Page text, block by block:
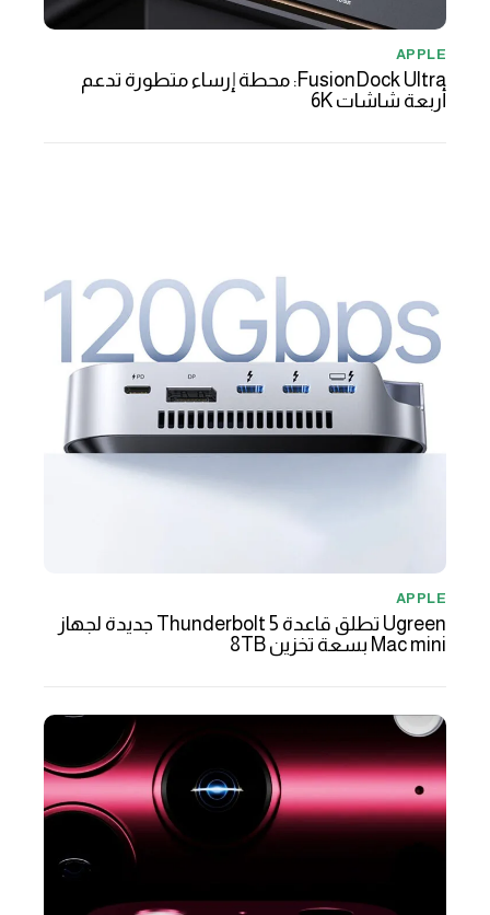
APPLE
FusionDock Ultra: محطة إرساء متطورة تدعم
أربعة شاشات 6K
APPLE
Ugreen تطلق قاعدة Thunderbolt 5 جديدة لجهاز
Mac mini بسعة تخزين 8TB